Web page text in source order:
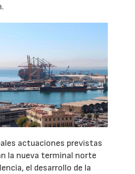
actuaciones previstas
la nueva terminal norte
el desarrollo de la